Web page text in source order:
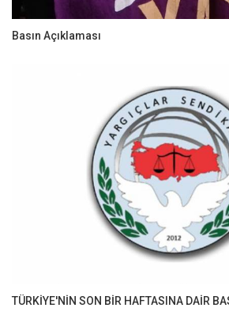
Basın Açıklaması
TÜRKİYE'NİN SON BİR HAFTASINA DAİR